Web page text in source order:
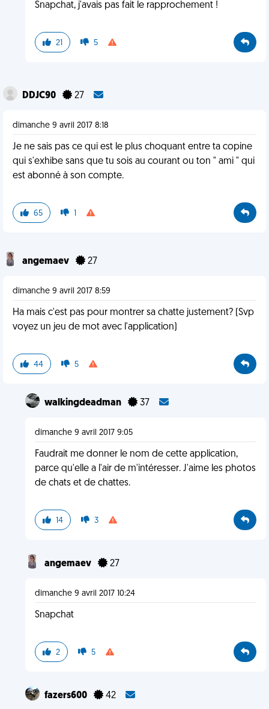
Snapchat, j'avais pas fait le rapprochement !
21 5
DDJC90 27
dimanche 9 avril 2017 8:18
Je ne sais pas ce qui est le plus choquant entre ta copine
qui s'exhibe sans que tu sois au courant ou ton " ami " qui
est abonné à son compte.
65 1
angemaev 27
dimanche 9 avril 2017 8:59
Ha mais c'est pas pour montrer sa chatte justement? (Svp
voyez un jeu de mot avec l'application)
44 5
walkingdeadman 37
dimanche 9 avril 2017 9:05
Faudrait me donner le nom de cette application,
parce qu'elle a l'air de m'intéresser. J'aime les photos
de chats et de chattes.
14 3
angemaev 27
dimanche 9 avril 2017 10:24
Snapchat
2 5
fazers600 42